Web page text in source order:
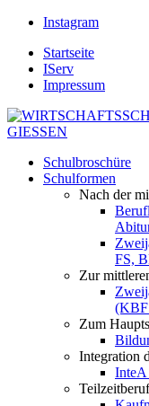
Instagram
Startseite
IServ
Impressum
Schulbroschüre
Schulformen
Nach der
FS,
Zur
Zum
Integration
InteA